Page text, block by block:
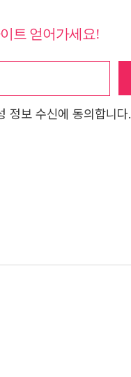
트 얻어가세요!
정보 수신에 동의합니다.